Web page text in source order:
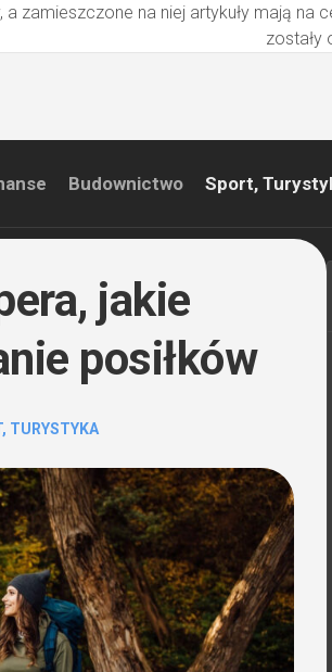
zamieszczone na niej artykuły mają
zostały
Budownictwo Sport,
jakie
posiłków
TURYSTYKA